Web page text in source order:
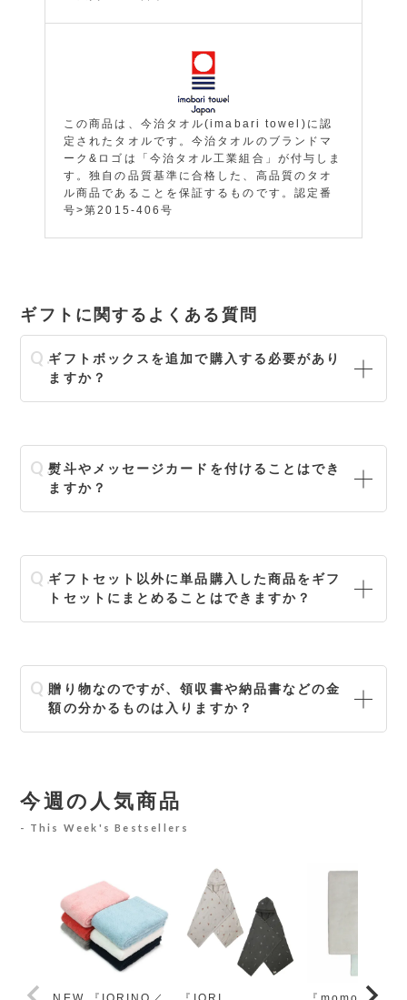
この商品は、今治タオル(imabari towel)に認
定されたタオルです。今治タオルのブランドマ
ーク&ロゴは「今治タオル工業組合」が付与しま
す。独自の品質基準に合格した、高品質のタオ
ル商品であることを保証するものです。認定番
号>第2015-406号
ギフトに関するよくある質問
ギフトボックスを追加で購入する必要があり
ますか？
熨斗やメッセージカードを付けることはでき
ますか？
ギフトセット以外に単品購入した商品をギフ
トセットにまとめることはできますか？
贈り物なのですが、領収書や納品書などの金
額の分かるものは入りますか？
今週の人気商品
This Week's Bestsellers